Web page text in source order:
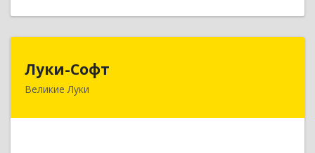
Луки-Софт
Великие Луки182113, Псковская обл, Великие Луки г,